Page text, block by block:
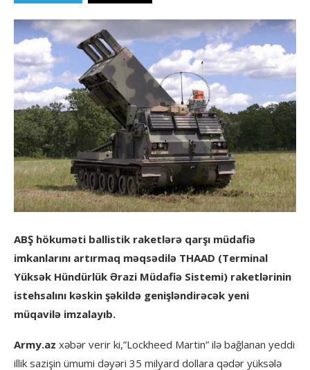
ABŞ hökuməti ballistik raketlərə qarşı müdafiə
imkanlarını artırmaq məqsədilə THAAD (Terminal
Yüksək Hündürlük Ərazi Müdafiə Sistemi) raketlərinin
istehsalını kəskin şəkildə genişləndirəcək yeni
müqavilə imzalayıb.
Army.az xəbər verir ki,”Lockheed Martin” ilə bağlanan yeddi
illik sazişin ümumi dəyəri 35 milyard dollara qədər yüksələ